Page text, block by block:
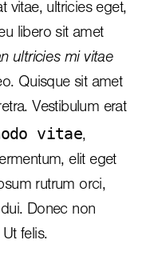
vitae, ultricies eget,
libero sit amet
ultricies mi vitae
Quisque sit amet
Vestibulum erat
vitae,
elit eget
rutrum orci,
Donec non
felis.